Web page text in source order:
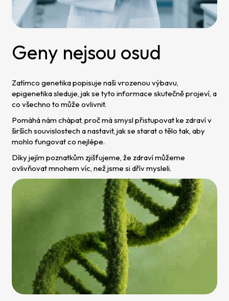
Geny nejsou osud
Zatímco genetika popisuje naši vrozenou výbavu,
epigenetika sleduje, jak se tyto informace skutečně projeví, a
co všechno to může ovlivnit.
Pomáhá nám chápat, proč má smysl přistupovat ke zdraví v
širších souvislostech a nastavit, jak se starat o tělo tak, aby
mohlo fungovat co nejlépe.
Díky jejím poznatkům zjišťujeme, že zdraví můžeme
ovlivňovat mnohem víc, než jsme si dřív mysleli.